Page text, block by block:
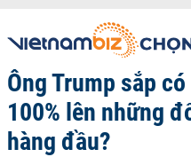
Ông Trump sắp
100% lên những
hàng đầu?